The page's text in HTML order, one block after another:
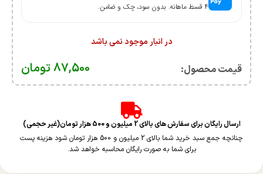
۴ قسط ماهانه. بدون سود، چک و ضامن.
در انبار موجود نمی باشد
قیمت محصول:​ 87,500تومان
ارسال رایگان برای سفارش های بالای 2 میلیون و 500 هزار تومان(غیر حجمی)
چنانچه جمع سبد خرید شما بالای 2 میلیون و 500 هزار تومان شود هزینه پست
برای شما به صورت رایگان محاسبه خواهد شد.